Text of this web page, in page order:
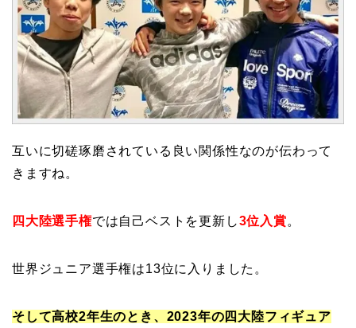
互いに切磋琢磨されている良い関係性なのが伝わって
きますね。
四大陸選手権では自己ベストを更新し3位入賞。
世界ジュニア選手権は13位に入りました。
そして高校2年生のとき、2023年の四大陸フィギュア